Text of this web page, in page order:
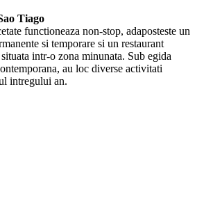
Tiago
functioneaza non-stop, adaposteste un
si temporare si un restaurant
intr-o zona minunata. Sub egida
au loc diverse activitati
intregului an.